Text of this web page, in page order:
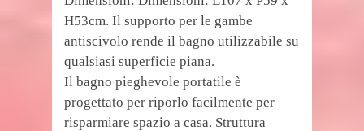
H53cm. Il supporto per le gambe
antiscivolo rende il bagno utilizzabile su
qualsiasi superficie piana.
Il bagno pieghevole portatile è
progettato per riporlo facilmente per
risparmiare spazio a casa. Struttura